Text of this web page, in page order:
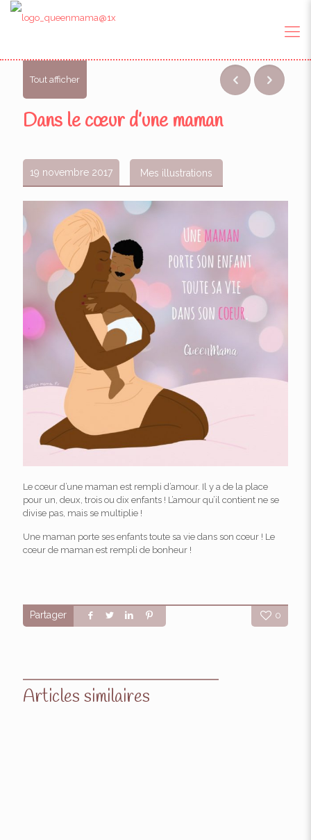
Tout afficher
Dans le cœur d’une maman
19 novembre 2017 Mes illustrations
Le cœur d’une maman est rempli d’amour. Il y a de la place
pour un, deux, trois ou dix enfants ! L’amour qu’il contient ne se
divise pas, mais se multiplie !
Une maman porte ses enfants toute sa vie dans son cœur ! Le
cœur de maman est rempli de bonheur !
Partager 0
Articles similaires